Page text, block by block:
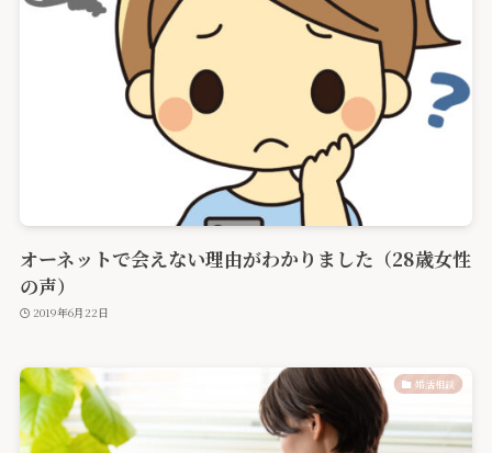
オーネットで会えない理由がわかりました（28歳女性
の声）
2019年6月22日
婚活相談